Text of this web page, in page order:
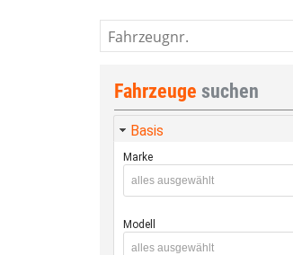
Fahrzeugnr.
Fahrzeuge suchen
Basis
Marke
alles ausgewählt
Modell
alles ausgewählt